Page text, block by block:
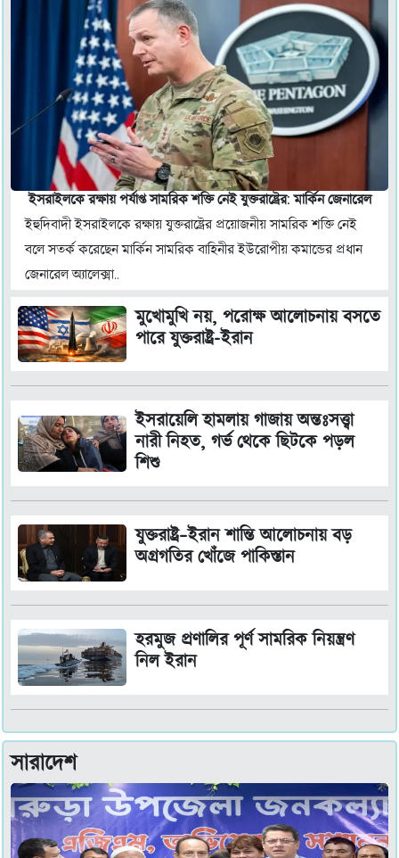
ইসরাইলকে রক্ষায় পর্যাপ্ত সামরিক শক্তি নেই যুক্তরাষ্ট্রের: মার্কিন জেনারেল
ইহুদিবাদী ইসরাইলকে রক্ষায় যুক্তরাষ্ট্রের প্রয়োজনীয় সামরিক শক্তি নেই
বলে সতর্ক করেছেন মার্কিন সামরিক বাহিনীর ইউরোপীয় কমান্ডের প্রধান
জেনারেল অ্যালেক্সা..
মুখোমুখি নয়, পরোক্ষ আলোচনায় বসতে
পারে যুক্তরাষ্ট্র-ইরান
ইসরায়েলি হামলায় গাজায় অন্তঃসত্ত্বা
নারী নিহত, গর্ভ থেকে ছিটকে পড়ল
শিশু
যুক্তরাষ্ট্র–ইরান শান্তি আলোচনায় বড়
অগ্রগতির খোঁজে পাকিস্তান
হরমুজ প্রণালির পূর্ণ সামরিক নিয়ন্ত্রণ
নিল ইরান
সারাদেশ